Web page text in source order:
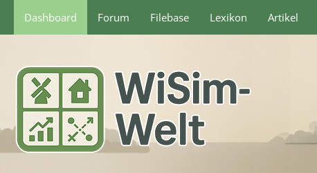
Dashboard Forum Filebase Lexikon Artikel